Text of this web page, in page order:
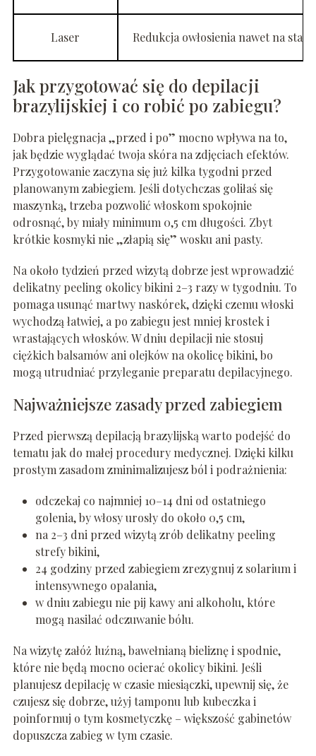
Laser Redukcja owłosienia nawet na
Jak przygotować się do depilacji
brazylijskiej i co robić po zabiegu?
Dobra pielęgnacja „przed i po” mocno wpływa na to,
jak będzie wyglądać twoja skóra na zdjęciach efektów.
Przygotowanie zaczyna się już kilka tygodni przed
planowanym zabiegiem. Jeśli dotychczas goliłaś się
maszynką, trzeba pozwolić włoskom spokojnie
odrosnąć, by miały minimum 0,5 cm długości. Zbyt
krótkie kosmyki nie „złapią się” wosku ani pasty.
Na około tydzień przed wizytą dobrze jest wprowadzić
delikatny peeling okolicy bikini 2–3 razy w tygodniu. To
pomaga usunąć martwy naskórek, dzięki czemu włoski
wychodzą łatwiej, a po zabiegu jest mniej krostek i
wrastających włosków. W dniu depilacji nie stosuj
ciężkich balsamów ani olejków na okolicę bikini, bo
mogą utrudniać przyleganie preparatu depilacyjnego.
Najważniejsze zasady przed zabiegiem
Przed pierwszą depilacją brazylijską warto podejść do
tematu jak do małej procedury medycznej. Dzięki kilku
prostym zasadom zminimalizujesz ból i podrażnienia:
odczekaj co najmniej 10–14 dni od ostatniego
golenia, by włosy urosły do około 0,5 cm,
na 2–3 dni przed wizytą zrób delikatny peeling
strefy bikini,
24 godziny przed zabiegiem zrezygnuj z solarium i
intensywnego opalania,
w dniu zabiegu nie pij kawy ani alkoholu, które
mogą nasilać odczuwanie bólu.
Na wizytę załóż luźną, bawełnianą bieliznę i spodnie,
które nie będą mocno ocierać okolicy bikini. Jeśli
planujesz depilację w czasie miesiączki, upewnij się, że
czujesz się dobrze, użyj tamponu lub kubeczka i
poinformuj o tym kosmetyczkę – większość gabinetów
dopuszcza zabieg w tym czasie.